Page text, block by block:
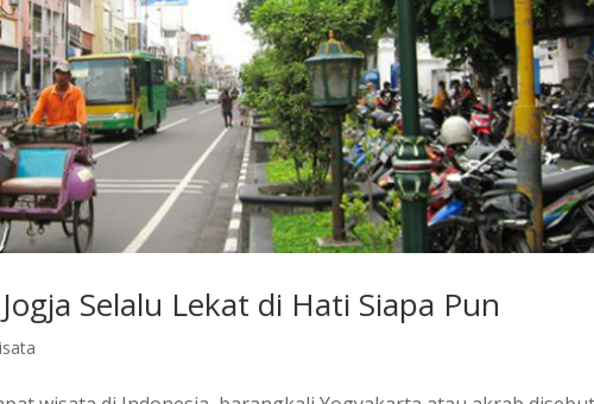
Selalu Lekat di Hati Siapa Pun